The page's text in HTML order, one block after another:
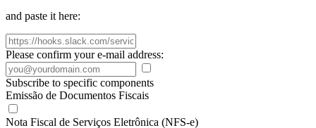
and paste it here:
Please confirm your e-mail address:
Subscribe to specific components
Emissão de Documentos Fiscais
Nota Fiscal de Serviços Eletrônica (NFS-e)